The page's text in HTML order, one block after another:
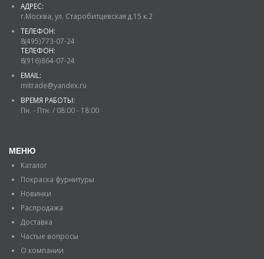
АДРЕС:
г.Москва, ул. Старобитцевская д.15 к.2
ТЕЛЕФОН:
8(495)773-07-24
ТЕЛЕФОН:
8(916)864-07-24
EMAIL:
mitrade@yandex.ru
ВРЕМЯ РАБОТЫ:
Пн. - Птн. / 08:00 - 18:00
МЕНЮ
Каталог
Покраска фурнитуры
Новинки
Распродажа
Доставка
Частые вопросы
О компании